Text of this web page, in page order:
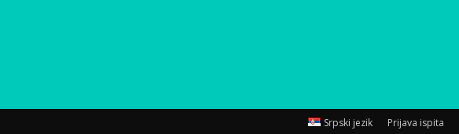
Srpski jezik Prijava ispita